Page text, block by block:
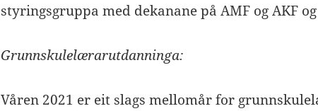
styringsgruppa med dekanane på AMF og AKF
Grunnskulelærarutdanninga:
Våren 2021 er eit slags mellomår for